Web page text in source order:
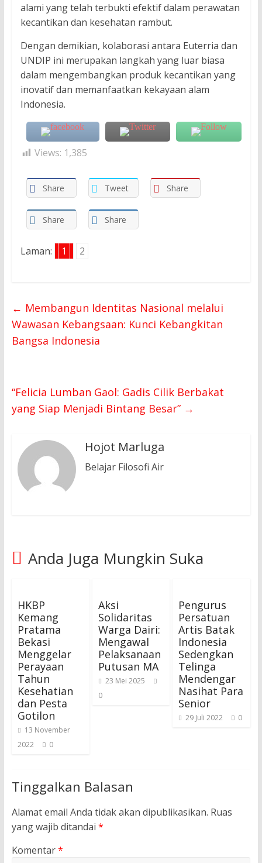
alami yang telah terbukti efektif dalam perawatan
kecantikan dan kesehatan rambut.
Dengan demikian, kolaborasi antara Euterria dan
UNDIP ini merupakan langkah yang luar biasa
dalam mengembangkan produk kecantikan yang
inovatif dan memanfaatkan kekayaan alam
Indonesia.
Views: 1,385
Share Tweet Share
Share Share
Laman: 1 2
← Membangun Identitas Nasional melalui
Wawasan Kebangsaan: Kunci Kebangkitan
Bangsa Indonesia
“Felicia Lumban Gaol: Gadis Cilik Berbakat
yang Siap Menjadi Bintang Besar” →
Hojot Marluga
Belajar Filosofi Air
Anda Juga Mungkin Suka
HKBP
Kemang
Pratama
Bekasi
Menggelar
Perayaan
Tahun
Kesehatian
dan Pesta
Gotilon
13 November
2022
0
Aksi
Solidaritas
Warga Dairi:
Mengawal
Pelaksanaan
Putusan MA
23 Mei 2025
0
Pengurus
Persatuan
Artis Batak
Indonesia
Sedengkan
Telinga
Mendengar
Nasihat Para
Senior
29 Juli 2022 0
Tinggalkan Balasan
Alamat email Anda tidak akan dipublikasikan. Ruas
yang wajib ditandai *
Komentar*